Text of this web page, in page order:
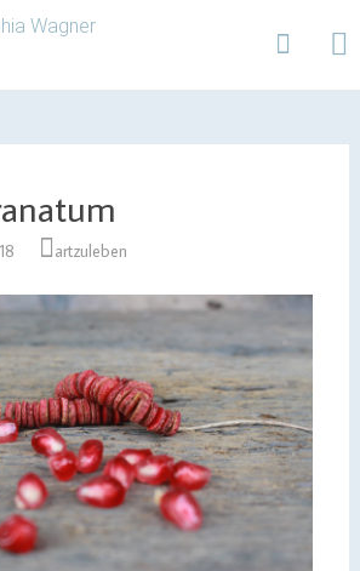
Art zu Leben | Sophia
artzuleben